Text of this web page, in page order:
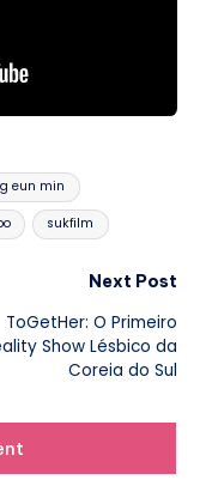
eun min
sukfilm
Next Post
ToGetHer: O Primeiro
Show Lésbico da
Coreia do Sul